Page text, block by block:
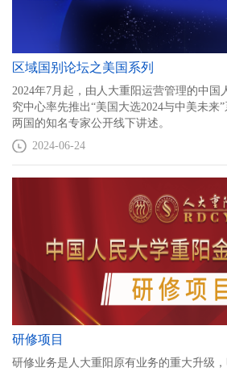
区域国别论坛之美国系列
2024年7月起，由人大重阳运营管理的中国
究中心率先推出“美国大选2024与中美未来
两国的知名专家公开线下讲述。
2024-06-24
研修项目
研修业务是人大重阳原有业务的重大升级